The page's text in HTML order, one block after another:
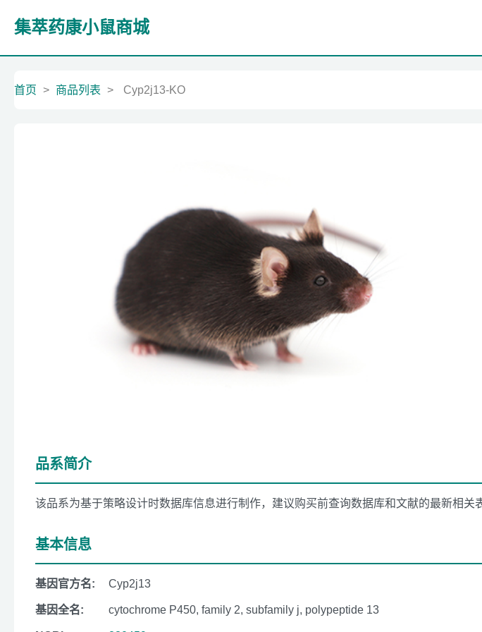
集萃药康小鼠商城
首页 > 商品列表 > Cyp2j13-KO
品系简介
该品系为基于策略设计时数据库信息进行制作，建议购买前查询数据库和文献的最新相关
基本信息
基因官方名: Cyp2j13
基因全名: cytochrome P450, family 2, subfamily j, polypeptide 13